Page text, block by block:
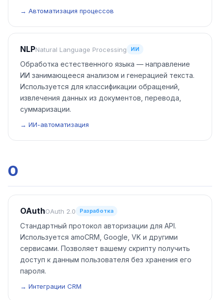
→ Автоматизация процессов
NLPNatural Language Processing ИИ
Обработка естественного языка — направление
ИИ занимающееся анализом и генерацией текста.
Используется для классификации обращений,
извлечения данных из документов, перевода,
суммаризации.
→ ИИ-автоматизация
O
OAuthOAuth 2.0 Разработка
Стандартный протокол авторизации для API.
Используется amoCRM, Google, VK и другими
сервисами. Позволяет вашему скрипту получить
доступ к данным пользователя без хранения его
пароля.
→ Интеграции CRM